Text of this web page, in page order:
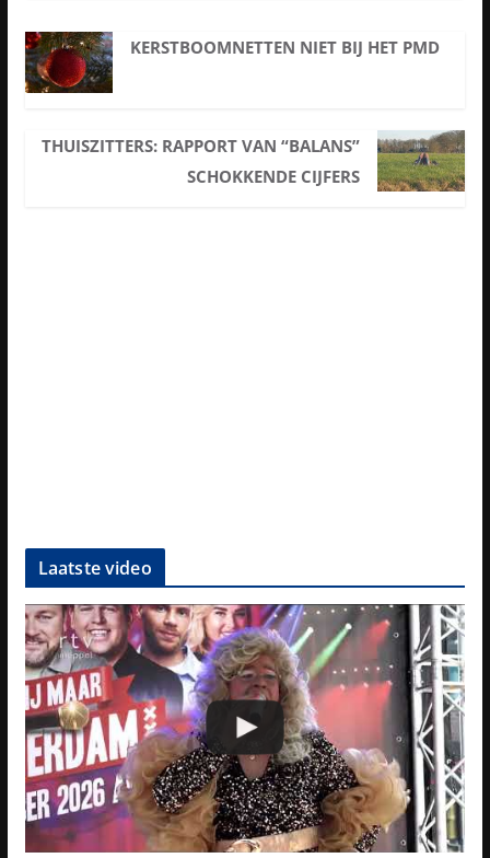
KERSTBOOMNETTEN NIET BIJ HET PMD
THUISZITTERS: RAPPORT VAN “BALANS”
SCHOKKENDE CIJFERS
Laatste video